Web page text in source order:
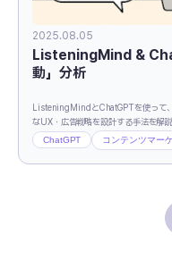
2025.08.05
ListeningMind &
動」分析
ListeningMindとChatGPTを使って
なUX・広告戦略を設計する手法を解説
ChatGPT コンテンツマー